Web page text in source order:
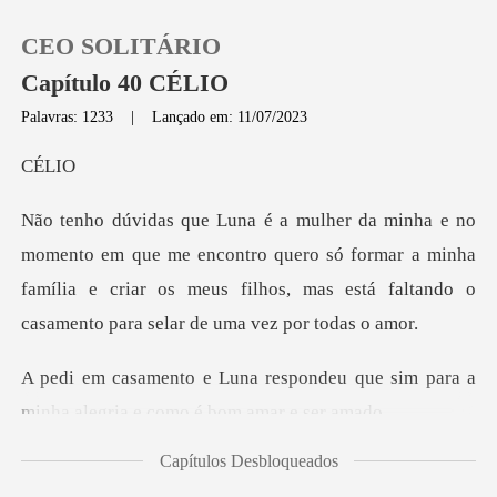
Loja
Histórico
CEO SOLITÁRIO
Capítulo 40 CÉLIO
Palavras: 1233 |Lançado em: 11/07/2023
LI
e encontro quero só formar a minha
família e criar os meus filhos, m
ndeu que sim para a
minha alegri
Luna do meu
Capítulos Desbloqueados